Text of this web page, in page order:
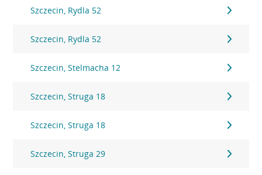
Szczecin, Rydla 52
Szczecin, Rydla 52
Szczecin, Stelmacha 12
Szczecin, Struga 18
Szczecin, Struga 18
Szczecin, Struga 29